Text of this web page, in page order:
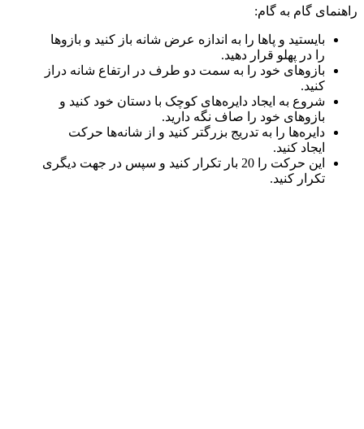
راهنمای گام به گام:
بایستید و پاها را به اندازه عرض شانه باز کنید و بازوها
را در پهلو قرار دهید.
بازوهای خود را به سمت دو طرف در ارتفاع شانه دراز
کنید.
شروع به ایجاد دایره‌های کوچک با دستان خود کنید و
بازوهای خود را صاف نگه دارید.
دایره‌ها را به تدریج بزرگتر کنید و از شانه‌ها حرکت
ایجاد کنید.
این حرکت را 20 بار تکرار کنید و سپس در جهت دیگری
تکرار کنید.